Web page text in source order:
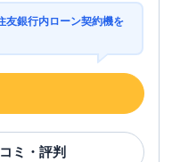
友銀行内ローン契約機を
ミ・評判